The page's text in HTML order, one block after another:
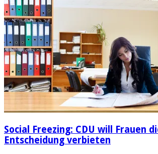
Social Freezing: CDU will Frauen
Entscheidung verbieten